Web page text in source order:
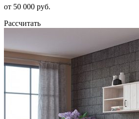
от 50 000 руб.
Рассчитать